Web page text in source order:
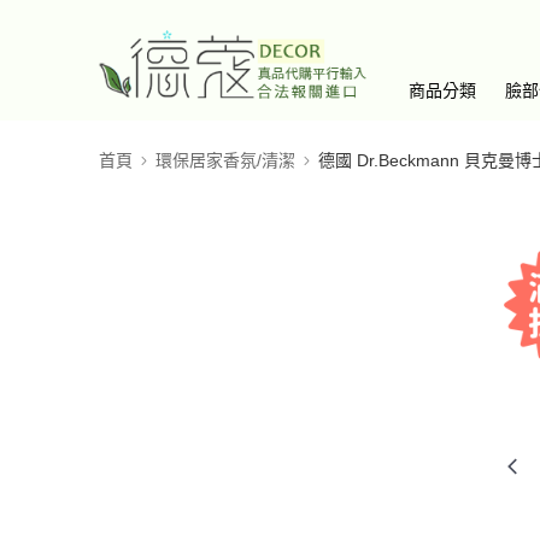
商品分類 臉
首頁 環保居家香氛/清潔 德國 Dr.Beckmann 貝克曼博